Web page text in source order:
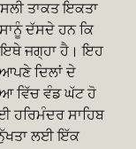
ਤਾਕਤ ਇਕਤਾ
ਦੱਸਦੇ ਹਨ ਕਿ
ਜਗ੍ਹਾ ਹੈ। ਇਹ
ਦਿਲਾਂ ਦੇ
ਵਿੱਚ ਵੰਡ ਘੱਟ ਹੋ
ਹਰਿਮੰਦਰ ਸਾਹਿਬ
ਲਈ ਇੱਕ